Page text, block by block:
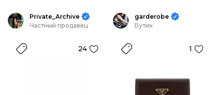
Private_Archive
Частный продавец
24
garderobe
Бутик
1